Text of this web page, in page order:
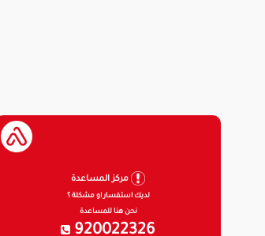
مركز المساعدة
لديك استفسار او مشكلة ؟
نحن هنا للمساعدة
920022326